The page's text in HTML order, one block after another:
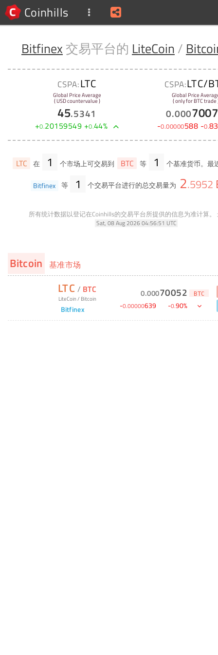
Coinhills
Bitfinex 交易平台的 LiteCoin /
CSPA:LTC
Global Price Average
( USD countervalue )
45.5341
+0.20159549 +0.44%
CSPA:LTC/
Global Price
( only for BTC trade
0.000
-0.00000588 -0.83
LTC 在 1 个市场上可交易到 BTC 等 1 个基准货币。最
Bitfinex 等 1 个交易平台进行的总交易量为 2.5952
所有统计数据以登记在Coinhills的交易平台所提供的信息为准计算。
Sat, 08 Aug 2026 04:56:51 UTC
Bitcoin 基准市场
LTC / BTC
LiteCoin/ Bitcoin
Bitfinex
0.00070052 BTC
-0.00000639 -0.90%